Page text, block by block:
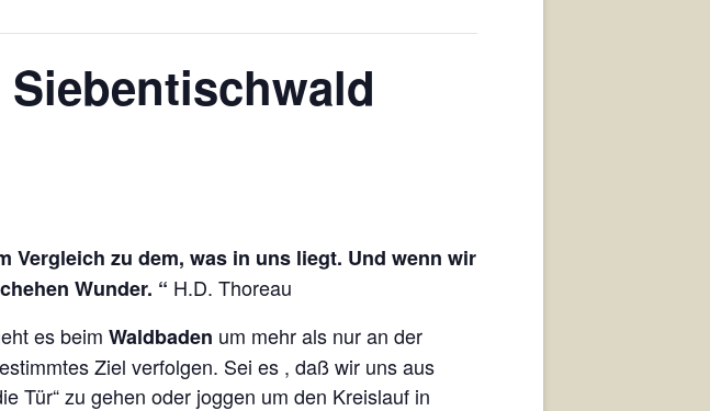
Vergleich zu dem, was in uns liegt. Und wenn wir
Wunder. “ H.D. Thoreau
es beim Waldbaden um mehr als nur an der
Ziel verfolgen. Sei es , daß wir uns aus
Tür“ zu gehen oder joggen um den Kreislauf in